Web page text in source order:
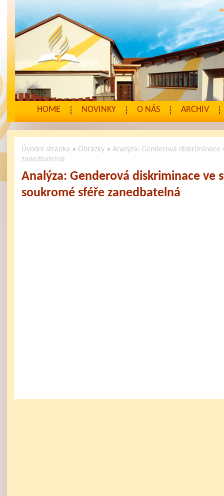
HOME NOVINKY O NÁS ARCHIV
Úvodní stránka » Obrázky »Analýza: Genderová
zanedbatelná
Analýza: Genderová diskriminace ve
soukromé sféře zanedbatelná